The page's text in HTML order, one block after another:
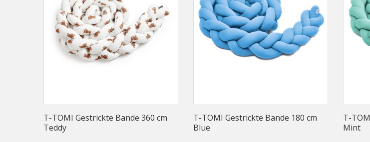
T-TOMI Gestrickte Bande 360 cm
Teddy
T-TOMI Gestrickte Bande 180 cm
Blue
T-
Mint